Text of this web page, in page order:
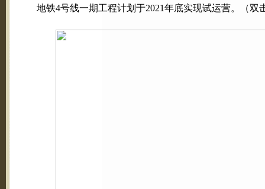
地铁4号线一期工程计划于2021年底实现试运营。（